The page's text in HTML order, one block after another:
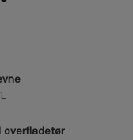
overfladetør